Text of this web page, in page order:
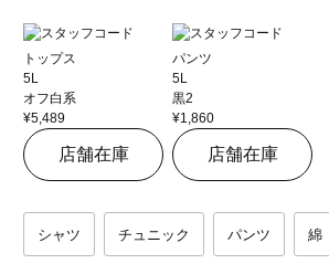
トップス
5L
オフ白系
¥5,489
店舗在庫
パンツ
5L
黒2
¥1,860
店舗在庫
シャツ チュニック パンツ 綿